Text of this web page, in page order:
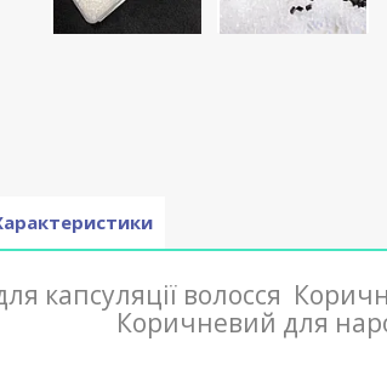
капсуляції волосся
Коричневий для